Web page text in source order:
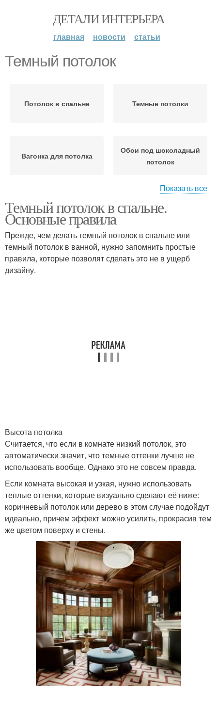
ДЕТАЛИ ИНТЕРЬЕРА
главная новости статьи
Темный потолок
Потолок в спальне Темные потолки
Вагонка для потолка
Обои под шоколадный
потолок
Потолки в шоколадной
гамме
Натяжные потолки
Потолки в интерьере Натяжной потолок
Показать все
Темный потолок в спальне.
Основные правила
Прежде, чем делать темный потолок в спальне или
темный потолок в ванной, нужно запомнить простые
правила, которые позволят сделать это не в ущерб
дизайну.
Высота потолка
Считается, что если в комнате низкий потолок, это
автоматически значит, что темные оттенки лучше не
использовать вообще. Однако это не совсем правда.
Если комната высокая и узкая, нужно использовать
теплые оттенки, которые визуально сделают её ниже:
коричневый потолок или дерево в этом случае подойдут
идеально, причем эффект можно усилить, прокрасив тем
же цветом поверху и стены.